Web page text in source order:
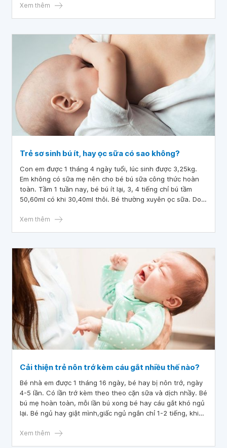
hỏi trẻ nghẹt thở khi nằm điều hòa có sao không
Xem thêm
Trẻ sơ sinh bú ít, hay ọc sữa có sao không?
Con em được 1 tháng 4 ngày tuổi, lúc sinh được 3,25kg.
Em không có sữa mẹ nên cho bé bú sữa công thức hoàn
toàn. Tầm 1 tuần nay, bé bú ít lại, 3, 4 tiếng chỉ bú tầm
50,60ml có khi 30,40ml thôi. Bé thường xuyên ọc sữa. Do
bác sĩ cho em hỏi trẻ sơ sinh bú ít, hay ọc sữa có sao
Xem thêm
Cải thiện trẻ nôn trớ kèm cáu gắt nhiều thế nào?
Bé nhà em được 1 tháng 16 ngày, bé hay bị nôn trớ, ngày
4-5 lần. Có lần trớ kèm theo theo cặn sữa và dịch nhầy. Bé
bú mẹ hoàn toàn, mỗi lần bú xong bé hay cáu gắt khó ngủ
lại. Bé ngủ hay giật mình,giấc ngủ ngắn chỉ 1-2 tiếng, khi
em hỏi làm thế nào để cải thiện trẻ nôn trớ kèm cáu gắt
Xem thêm